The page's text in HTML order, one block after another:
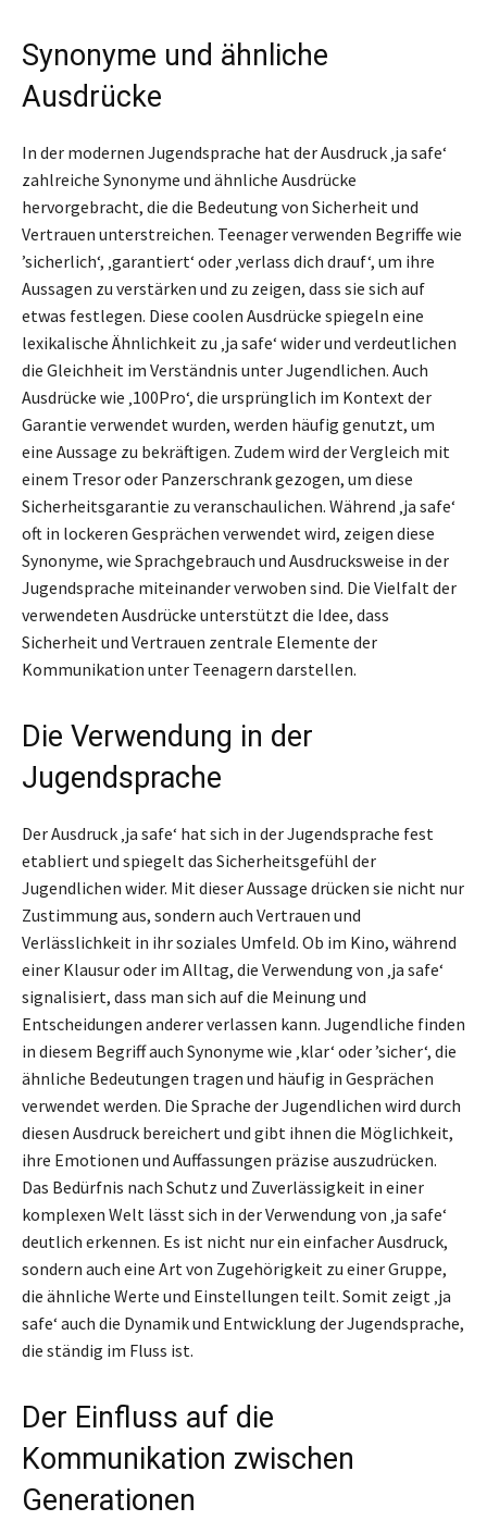
Synonyme und ähnliche
Ausdrücke
In der modernen Jugendsprache hat der Ausdruck ‚ja safe‘
zahlreiche Synonyme und ähnliche Ausdrücke
hervorgebracht, die die Bedeutung von Sicherheit und
Vertrauen unterstreichen. Teenager verwenden Begriffe wie
’sicherlich‘, ‚garantiert‘ oder ‚verlass dich drauf‘, um ihre
Aussagen zu verstärken und zu zeigen, dass sie sich auf
etwas festlegen. Diese coolen Ausdrücke spiegeln eine
lexikalische Ähnlichkeit zu ‚ja safe‘ wider und verdeutlichen
die Gleichheit im Verständnis unter Jugendlichen. Auch
Ausdrücke wie ‚100Pro‘, die ursprünglich im Kontext der
Garantie verwendet wurden, werden häufig genutzt, um
eine Aussage zu bekräftigen. Zudem wird der Vergleich mit
einem Tresor oder Panzerschrank gezogen, um diese
Sicherheitsgarantie zu veranschaulichen. Während ‚ja safe‘
oft in lockeren Gesprächen verwendet wird, zeigen diese
Synonyme, wie Sprachgebrauch und Ausdrucksweise in der
Jugendsprache miteinander verwoben sind. Die Vielfalt der
verwendeten Ausdrücke unterstützt die Idee, dass
Sicherheit und Vertrauen zentrale Elemente der
Kommunikation unter Teenagern darstellen.
Die Verwendung in der
Jugendsprache
Der Ausdruck ‚ja safe‘ hat sich in der Jugendsprache fest
etabliert und spiegelt das Sicherheitsgefühl der
Jugendlichen wider. Mit dieser Aussage drücken sie nicht nur
Zustimmung aus, sondern auch Vertrauen und
Verlässlichkeit in ihr soziales Umfeld. Ob im Kino, während
einer Klausur oder im Alltag, die Verwendung von ‚ja safe‘
signalisiert, dass man sich auf die Meinung und
Entscheidungen anderer verlassen kann. Jugendliche finden
in diesem Begriff auch Synonyme wie ‚klar‘ oder ’sicher‘, die
ähnliche Bedeutungen tragen und häufig in Gesprächen
verwendet werden. Die Sprache der Jugendlichen wird durch
diesen Ausdruck bereichert und gibt ihnen die Möglichkeit,
ihre Emotionen und Auffassungen präzise auszudrücken.
Das Bedürfnis nach Schutz und Zuverlässigkeit in einer
komplexen Welt lässt sich in der Verwendung von ‚ja safe‘
deutlich erkennen. Es ist nicht nur ein einfacher Ausdruck,
sondern auch eine Art von Zugehörigkeit zu einer Gruppe,
die ähnliche Werte und Einstellungen teilt. Somit zeigt ‚ja
safe‘ auch die Dynamik und Entwicklung der Jugendsprache,
die ständig im Fluss ist.
Der Einfluss auf die
Kommunikation zwischen
Generationen